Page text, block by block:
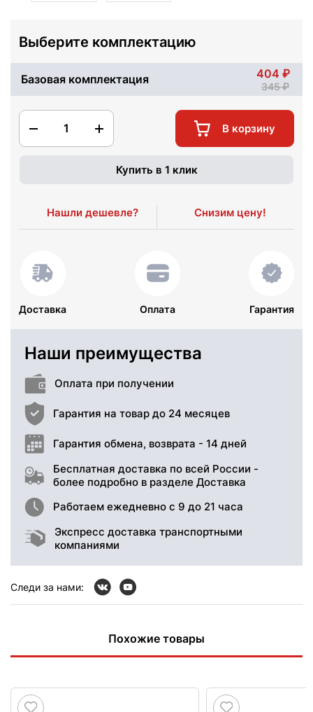
Выберите комплектацию
Базовая комплектация 404
345
1 В корзину
Купить в 1 клик
Нашли дешевле? Снизим цену!
Доставка Оплата Гарантия
Наши преимущества
Оплата при получении
Гарантия на товар до 24 месяцев
Гарантия обмена, возврата - 14 дней
Бесплатная доставка по всей России -
более подробно в разделе Доставка
Работаем ежедневно с 9 до 21 часа
Экспресс доставка транспортными
компаниями
Следи за нами:
Похожие товары